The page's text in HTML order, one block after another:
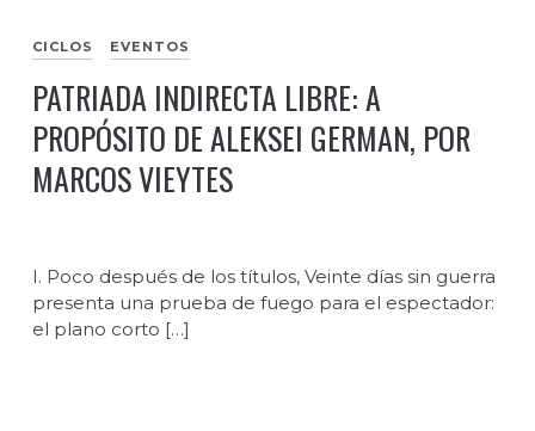
CICLOS EVENTOS
PATRIADA INDIRECTA LIBRE: A
PROPÓSITO DE ALEKSEI GERMAN, POR
MARCOS VIEYTES
I. Poco después de los títulos, Veinte días sin guerra
presenta una prueba de fuego para el espectador:
el plano corto […]